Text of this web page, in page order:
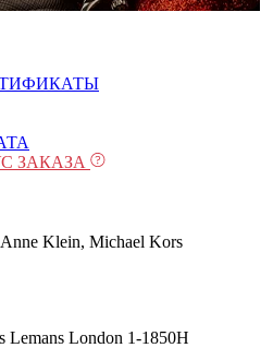
ЗАКАЗА
Klein, Michael Kors
Lemans London 1-1850H